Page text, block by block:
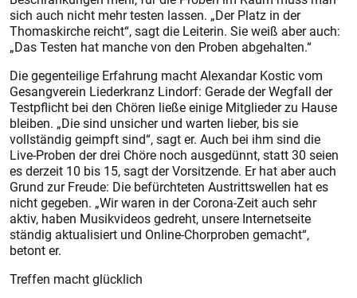
sich auch nicht mehr testen lassen. „Der Platz in der
Thomaskirche reicht“, sagt die Leiterin. Sie weiß aber auch:
„Das Testen hat manche von den Proben abgehalten.“
Die gegenteilige Erfahrung macht Alexandar Kostic vom
Gesangverein Liederkranz Lindorf: Gerade der Wegfall der
Testpflicht bei den Chören ließe einige Mitglieder zu Hause
bleiben. „Die sind unsicher und warten lieber, bis sie
vollständig geimpft sind“, sagt er. Auch bei ihm sind die
Live-Proben der drei Chöre noch ausgedünnt, statt 30 seien
es derzeit 10 bis 15, sagt der Vorsitzende. Er hat aber auch
Grund zur Freude: Die befürchteten Austrittswellen hat es
nicht gegeben. „Wir waren in der Corona-Zeit auch sehr
aktiv, haben Musikvideos gedreht, unsere Internetseite
ständig aktualisiert und Online-Chorproben gemacht“,
betont er.
Treffen macht glücklich